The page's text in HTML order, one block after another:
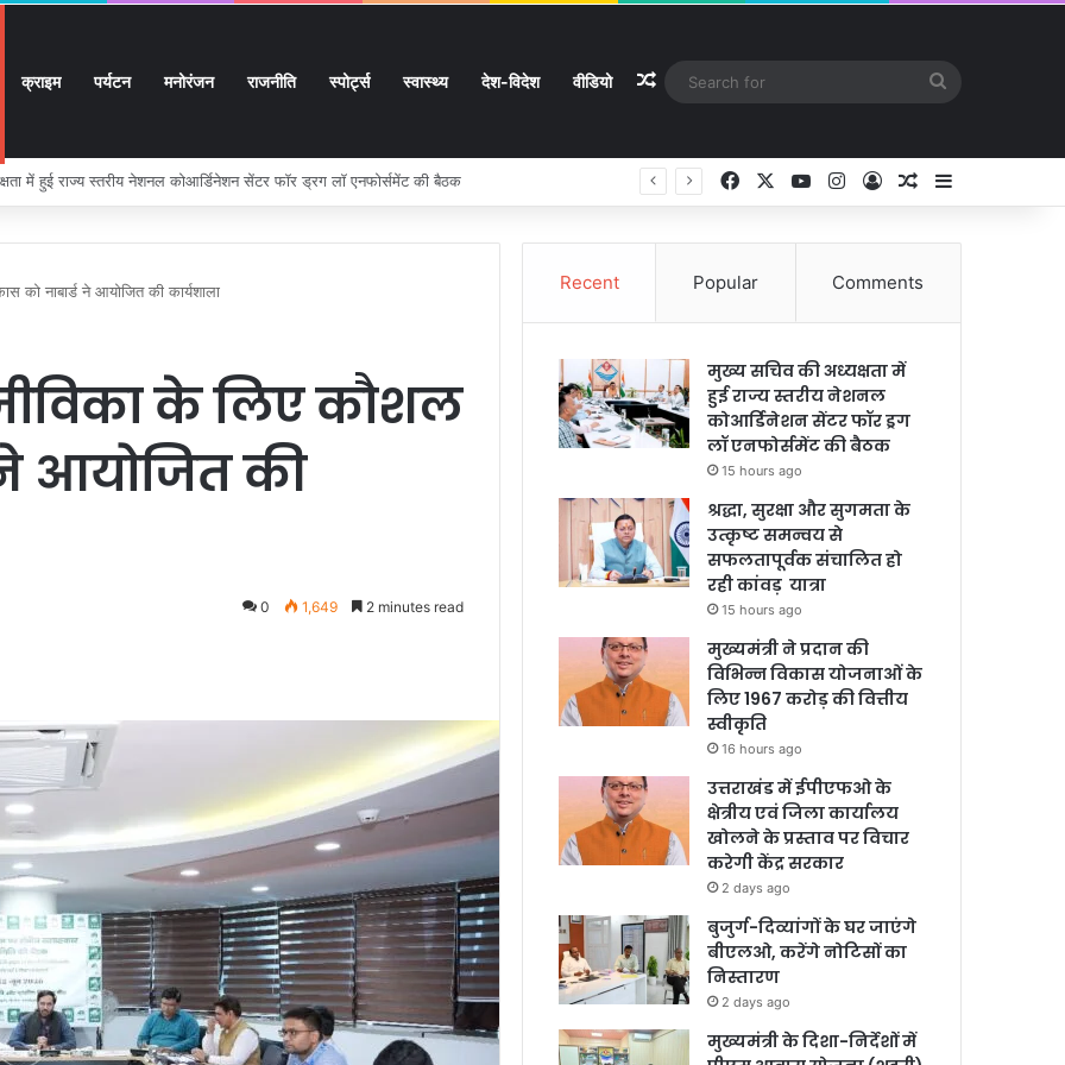
क्राइम पर्यटन मनोरंजन राजनीति स्पोर्ट्स स्वास्थ्य देश-विदेश वीडियो Random Article
के उत्कृष्ट समन्वय से सफलतापूर्वक संचालित हो रही कांवड़ यात्रा Facebook YouTubeInstagram
Log InRandom Article
को नाबार्ड ने आयोजित की कार्यशाला
के लिए कौशल
ने आयोजित की
0 1,649 2 minutes read
Recent Popular Comments
मुख्य सचिव की अध्यक्षता में
हुई राज्य स्तरीय नेशनल
कोआर्डिनेशन सेंटर फॉर ड्रग
लॉ एनफोर्समेंट की बैठक
15 hours ago
श्रद्धा, सुरक्षा और सुगमता के
उत्कृष्ट समन्वय से
सफलतापूर्वक संचालित हो
रही कांवड़ यात्रा
15 hours ago
मुख्यमंत्री ने प्रदान की
विभिन्न विकास योजनाओं के
लिए 1967 करोड़ की वित्तीय
स्वीकृति
16 hours ago
उत्तराखंड में ईपीएफओ के
क्षेत्रीय एवं जिला कार्यालय
खोलने के प्रस्ताव पर विचार
करेगी केंद्र सरकार
2 days ago
बुजुर्ग-दिव्यांगों के घर जाएंगे
बीएलओ, करेंगे नोटिसों का
निस्तारण
2 days ago
मुख्यमंत्री के दिशा-निर्देशों में